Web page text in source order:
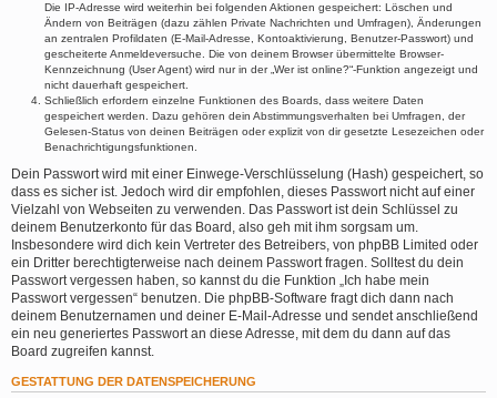
Die IP-Adresse wird weiterhin bei folgenden Aktionen gespeichert: Löschen und
Ändern von Beiträgen (dazu zählen Private Nachrichten und Umfragen), Änderungen
an zentralen Profildaten (E-Mail-Adresse, Kontoaktivierung, Benutzer-Passwort) und
gescheiterte Anmeldeversuche. Die von deinem Browser übermittelte Browser-
Kennzeichnung (User Agent) wird nur in der „Wer ist online?“-Funktion angezeigt und
nicht dauerhaft gespeichert.
Schließlich erfordern einzelne Funktionen des Boards, dass weitere Daten
gespeichert werden. Dazu gehören dein Abstimmungsverhalten bei Umfragen, der
Gelesen-Status von deinen Beiträgen oder explizit von dir gesetzte Lesezeichen oder
Benachrichtigungsfunktionen.
Dein Passwort wird mit einer Einwege-Verschlüsselung (Hash) gespeichert, so
dass es sicher ist. Jedoch wird dir empfohlen, dieses Passwort nicht auf einer
Vielzahl von Webseiten zu verwenden. Das Passwort ist dein Schlüssel zu
deinem Benutzerkonto für das Board, also geh mit ihm sorgsam um.
Insbesondere wird dich kein Vertreter des Betreibers, von phpBB Limited oder
ein Dritter berechtigterweise nach deinem Passwort fragen. Solltest du dein
Passwort vergessen haben, so kannst du die Funktion „Ich habe mein
Passwort vergessen“ benutzen. Die phpBB-Software fragt dich dann nach
deinem Benutzernamen und deiner E-Mail-Adresse und sendet anschließend
ein neu generiertes Passwort an diese Adresse, mit dem du dann auf das
Board zugreifen kannst.
GESTATTUNG DER DATENSPEICHERUNG